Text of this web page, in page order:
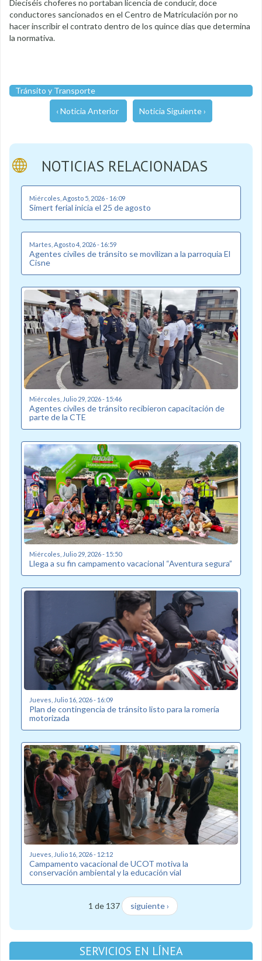
Dieciséis choferes no portaban licencia de conducir, doce
conductores sancionados en el Centro de Matriculación por no
hacer inscribir el contrato dentro de los quince días que determina
la normativa.
Tránsito y Transporte
‹ Noticia Anterior Noticia Siguiente ›
NOTICIAS RELACIONADAS
Miércoles, Agosto 5, 2026 - 16:09
Simert ferial inicia el 25 de agosto
Martes, Agosto 4, 2026 - 16:59
Agentes civiles de tránsito se movilizan a la parroquia El
Cisne
Miércoles, Julio 29, 2026 - 15:46
Agentes civiles de tránsito recibieron capacitación de
parte de la CTE
Miércoles, Julio 29, 2026 - 15:50
Llega a su fin campamento vacacional “Aventura segura”
Jueves, Julio 16, 2026 - 16:09
Plan de contingencia de tránsito listo para la romería
motorizada
Jueves, Julio 16, 2026 - 12:12
Campamento vacacional de UCOT motiva la
conservación ambiental y la educación vial
1 de 137 siguiente ›
SERVICIOS EN LÍNEA